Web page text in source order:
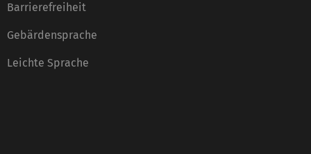
Barrierefreiheit
Gebärdensprache
Leichte Sprache